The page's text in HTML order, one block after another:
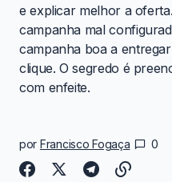
e explicar melhor a
campanha mal
campanha boa a
clique. O segredo é
com enfeite.
por Francisco Fogaça 0